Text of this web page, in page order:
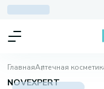
ГлавнаяАптечная
NOVEXPERT